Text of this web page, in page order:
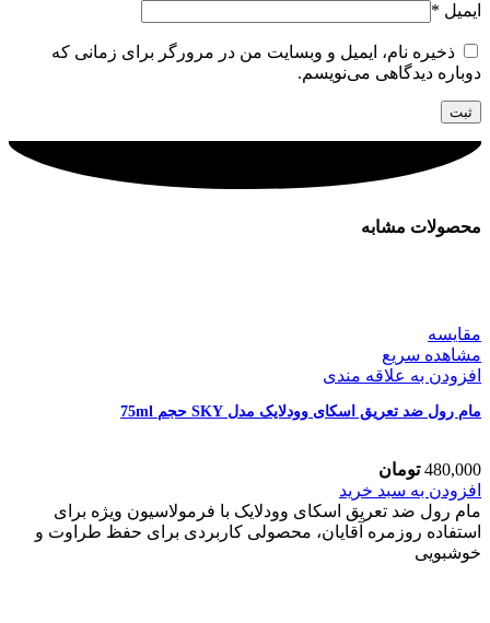
ایمیل *
ذخیره نام، ایمیل و وبسایت من در مرورگر برای زمانی که
دوباره دیدگاهی می‌نویسم.
محصولات مشابه
مقایسه
مشاهده سریع
افزودن به علاقه مندی
مام رول ضد تعریق اسکای وودلایک مدل SKY حجم 75ml
480,000 تومان
مام
رول
ضد
تعریق
افزودن به سبد خرید
مام رول ضد تعریق اسکای وودلایک با فرمولاسیون ویژه برای
استفاده روزمره آقایان، محصولی کاربردی برای حفظ طراوت و
خوشبویی